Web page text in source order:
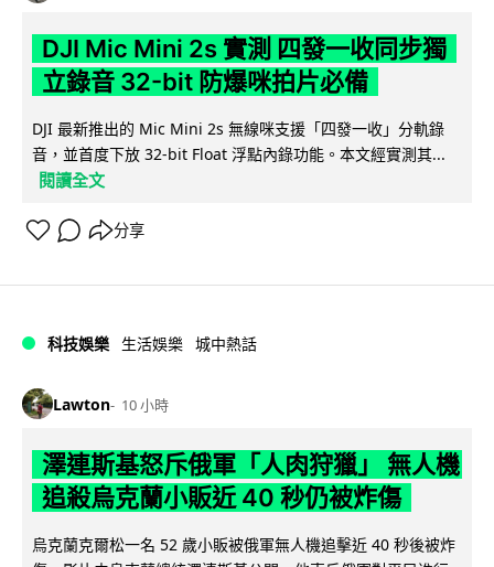
DJI Mic Mini 2s 實測 四發一收同步獨
立錄音 32-bit 防爆咪拍片必備
DJI 最新推出的 Mic Mini 2s 無線咪支援「四發一收」分軌錄
音，並首度下放 32-bit Float 浮點內錄功能。本文經實測其...
閱讀全文
分享
科技娛樂 生活娛樂 城中熱話
Lawton 10 小時
澤連斯基怒斥俄軍「人肉狩獵」 無人機
追殺烏克蘭小販近 40 秒仍被炸傷
烏克蘭克爾松一名 52 歲小販被俄軍無人機追擊近 40 秒後被炸